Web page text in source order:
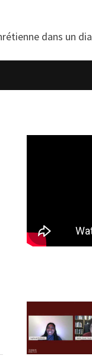
dans un